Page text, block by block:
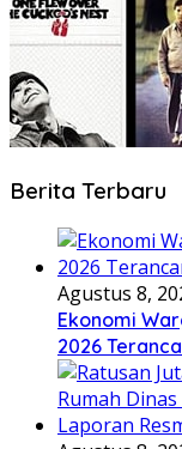
Berita Terbaru
Agustus 8,
Ekonomi
2026